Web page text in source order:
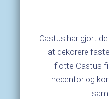
Castus har gjort
at dekorere
flotte Castus
nedenfor og